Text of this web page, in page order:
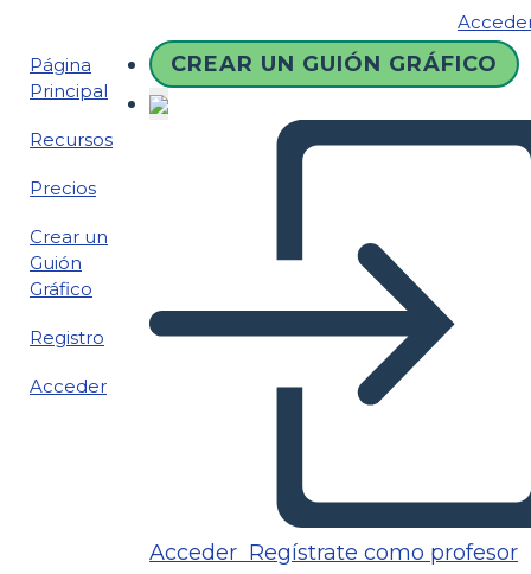
Página
Principal
Recursos
Precios
Crear un
Guión
Gráfico
Registro
Acceder
CREAR UN GUIÓN GRÁFICO
Acceder Regístrate como profesor